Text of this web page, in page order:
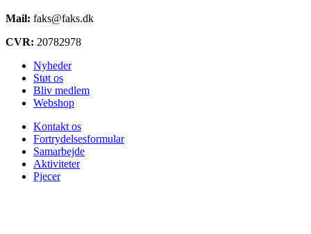
Mail: faks@faks.dk
CVR: 20782978
Nyheder
Støt os
Bliv medlem
Webshop
Kontakt os
Fortrydelsesformular
Samarbejde
Aktiviteter
Pjecer